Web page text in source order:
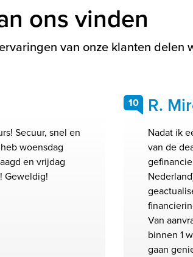
ons vinden
van onze klanten delen
Secuur, snel en
woensdag
en vrijdag
Geweldig!
10 R.
Nadat ik
van de
Van
binnen 1
gaan